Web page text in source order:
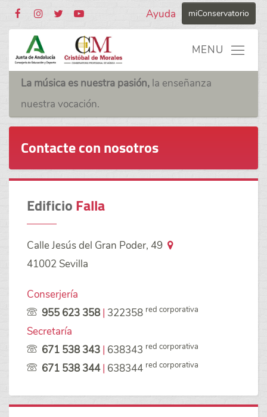
miConservatorio
Ayuda
La música es nuestra pasión, la enseñanza
nuestra vocación.
Contacte con nosotros
EdificioFalla
Calle Jesús del Gran Poder, 49
41002 Sevilla
Conserjería
955 623 358 | 322358 red corporativa
Secretaría
671 538 343 | 638343 red corporativa
671 538 344| 638344 red corporativa